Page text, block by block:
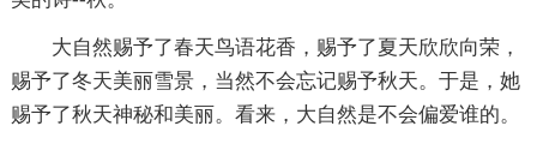
大自然赐予了春天鸟语花香，赐予了夏天欣欣向荣，
赐予了冬天美丽雪景，当然不会忘记赐予秋天。于是，她
赐予了秋天神秘和美丽。看来，大自然是不会偏爱谁的。